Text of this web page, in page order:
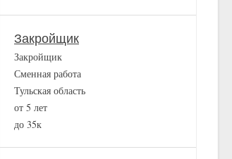
Закройщик
Закройщик
Сменная работа
Тульская область
от 5 лет
до 35к